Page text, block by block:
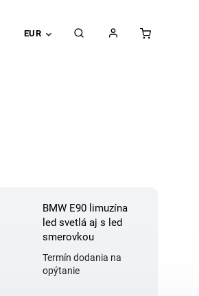
EUR
Univerzálne doplnky
BMW E90 limuzína
led svetlá aj s led
smerovkou
Termín dodania na
opýtanie